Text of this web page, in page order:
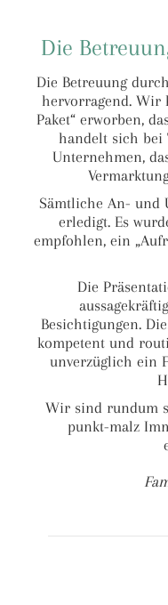
Die
Die Betreuung
hervorragend. Wir
Paket“ erworben,
handelt sich
Unternehmen,
Sämtliche An- und
erledigt. Es
empfohlen, ein
Die
Besichtigungen.
kompetent und
unverzüglich ein
Wir sind rundum
punkt-malz